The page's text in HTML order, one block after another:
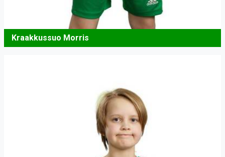
Kraakkussuo Morris